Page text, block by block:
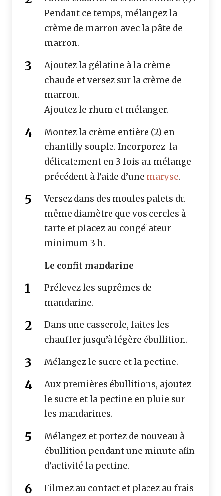
Pendant ce temps, mélangez la
crème de marron avec la pâte de
marron.
Ajoutez la gélatine à la crème
chaude et versez sur la crème de
marron.
Ajoutez le rhum et mélanger.
Montez la crème entière (2) en
chantilly souple. Incorporez-la
délicatement en 3 fois au mélange
précédent à l’aide d’une maryse.
Versez dans des moules palets du
même diamètre que vos cercles à
tarte et placez au congélateur
minimum 3 h.
Le confit mandarine
Prélevez les suprêmes de
mandarine.
Dans une casserole, faites les
chauffer jusqu’à légère ébullition.
Mélangez le sucre et la pectine.
Aux premières ébullitions, ajoutez
le sucre et la pectine en pluie sur
les mandarines.
Mélangez et portez de nouveau à
ébullition pendant une minute afin
d’activité la pectine.
Filmez au contact et placez au frais